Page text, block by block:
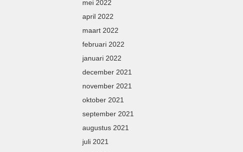
mei 2022
april 2022
maart 2022
februari 2022
januari 2022
december 2021
november 2021
oktober 2021
september 2021
augustus 2021
juli 2021